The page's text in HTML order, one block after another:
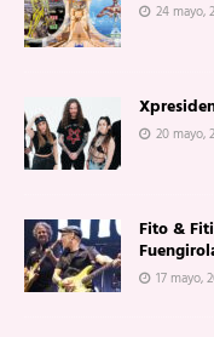
24 mayo,
20 mayo,
Fito &
17 mayo,